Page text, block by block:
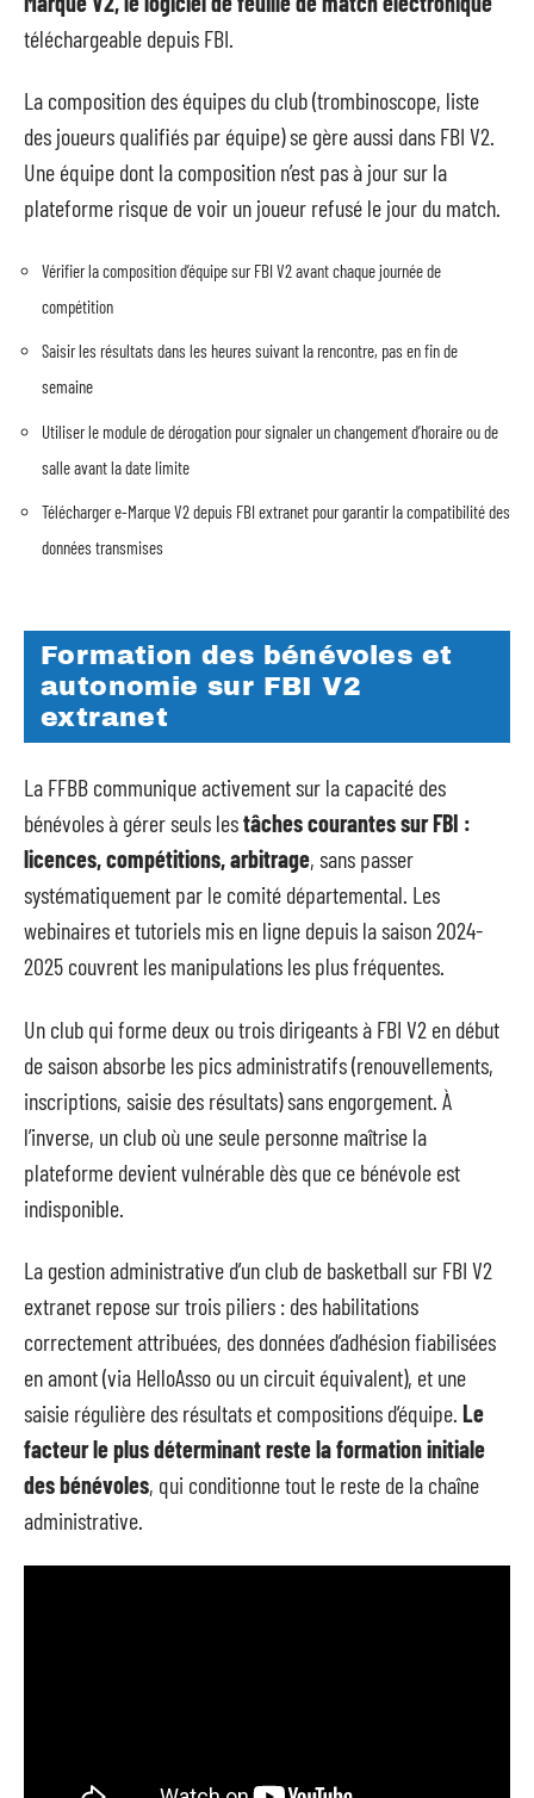
téléchargeable depuis FBI.
La composition des équipes du club (trombinoscope, liste
des joueurs qualifiés par équipe) se gère aussi dans FBI V2.
Une équipe dont la composition n’est pas à jour sur la
plateforme risque de voir un joueur refusé le jour du match.
Vérifier la composition d’équipe sur FBI V2 avant chaque journée de
compétition
Saisir les résultats dans les heures suivant la rencontre, pas en fin de
semaine
Utiliser le module de dérogation pour signaler un changement d’horaire ou de
salle avant la date limite
Télécharger e-Marque V2 depuis FBI extranet pour garantir la compatibilité des
données transmises
Formation des bénévoles et
autonomie sur FBI V2
extranet
La FFBB communique activement sur la capacité des
bénévoles à gérer seuls lestâches courantes sur FBI :
licences, compétitions, arbitrage, sans passer
systématiquement par le comité départemental. Les
webinaires et tutoriels mis en ligne depuis la saison 2024-
2025 couvrent les manipulations les plus fréquentes.
Un club qui forme deux ou trois dirigeants à FBI V2 en début
de saison absorbe les pics administratifs (renouvellements,
inscriptions, saisie des résultats) sans engorgement. À
l’inverse, un club où une seule personne maîtrise la
plateforme devient vulnérable dès que ce bénévole est
indisponible.
La gestion administrative d’un club de basketball sur FBI V2
extranet repose sur trois piliers : des habilitations
correctement attribuées, des données d’adhésion fiabilisées
en amont (via HelloAsso ou un circuit équivalent), et une
saisie régulière des résultats et compositions d’équipe. Le
facteur le plus déterminant reste la formation initiale
des bénévoles, qui conditionne tout le reste de la chaîne
administrative.